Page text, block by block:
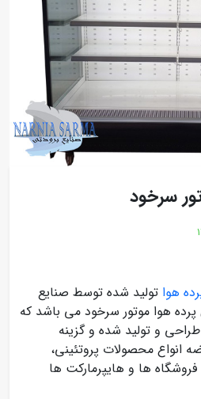
سرخود
هوا تولید شده توسط صنایع
پرده هوا موتور سرخود می باشد که
و تولید شده و گزینه
انواع محصولات پروتئینی،
ها و هایپرمارکت ها